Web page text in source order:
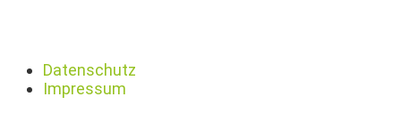
Datenschutz
Impressum